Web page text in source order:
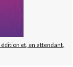
et, en attendant,